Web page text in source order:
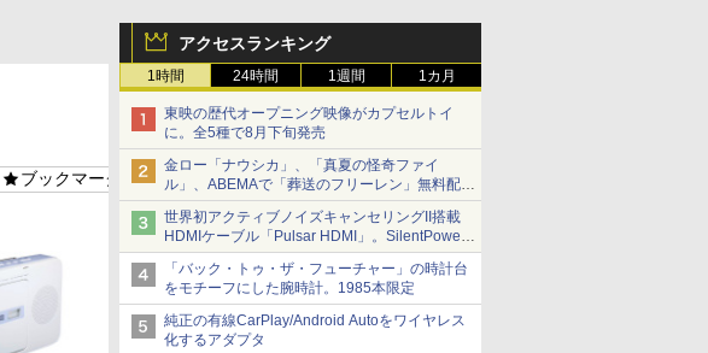
アクセスランキング
1時間 24時間 1週間 1カ月
東映の歴代オープニング映像がカプセルトイ
に。全5種で8月下旬発売
金ロー「ナウシカ」、「真夏の怪奇ファイ
ル」、ABEMAで「葬送のフリーレン」無料配信
など。夏の特番・配信情報
世界初アクティブノイズキャンセリングII搭載
HDMIケーブル「Pulsar HDMI」。SilentPower
から
「バック・トゥ・ザ・フューチャー」の時計台
をモチーフにした腕時計。1985本限定
純正の有線CarPlay/Android Autoをワイヤレス
化するアダプタ
ブックマーク